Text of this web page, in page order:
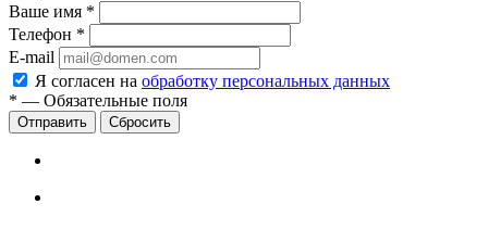
Ваше имя *
Телефон *
E-mail
Я согласен на обработку персональных данных
* — Обязательные поля
Сбросить